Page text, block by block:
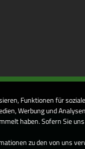
Funktionen für
Werbung und
haben. Sofern Sie
zu den von uns